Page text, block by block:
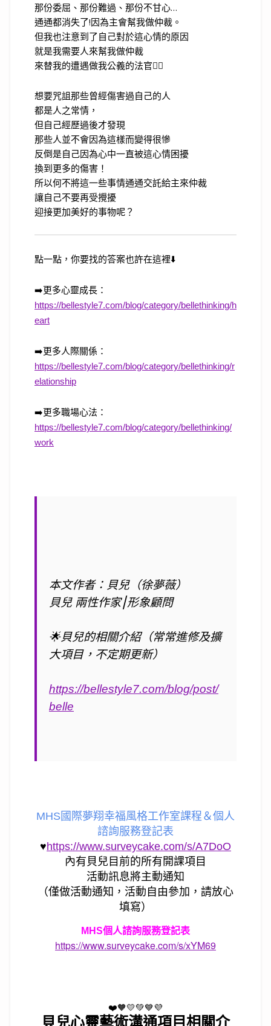
那份委屈、那份難過、那份不甘心…
通通都消失了!因為主會幫我做仲裁。
但我也注意到了自己對於這心情的原因
就是我需要人來幫我做仲裁
來替我的遭遇做我公義的法官👩‍⚖️
想要咒詛那些曾經傷害過自己的人
都是人之常情，
但自己經歷過後才發現
那些人並不會因為這樣而變得很慘
反倒是自己因為心中一直被這心情困擾
換到更多的傷害！
所以何不將這一些事情通通交託給主來仲裁
讓自己不要再受攪擾
迎接更加美好的事物呢？
點一點，你要找的答案也許在這裡⬇️
➡️更多心靈成長：
https://bellestyle7.com/blog/category/bellethinking/h
eart
➡️更多人際關係：
https://bellestyle7.com/blog/category/bellethinking/r
elationship
➡️更多職場心法：
https://bellestyle7.com/blog/category/bellethinking/
work
本文作者：貝兒（徐夢薇）
貝兒 兩性作家⎮形象顧問
🌟貝兒的相關介紹（常常進修及擴
大項目，不定期更新）
https://bellestyle7.com/blog/post/
belle
MHS國際夢翔幸福風格工作室課程＆個人
諮詢服務登記表
♥https://www.surveycake.com/s/A7DoO
內有貝兒目前的所有開課項目
活動訊息將主動通知
（僅做活動通知，活動自由參加，請放心
填寫）
MHS個人諮詢服務登記表
https://www.surveycake.com/s/xYM69
❤️🧡💛💚💙💜
貝兒心靈藝術溝通項目相關介